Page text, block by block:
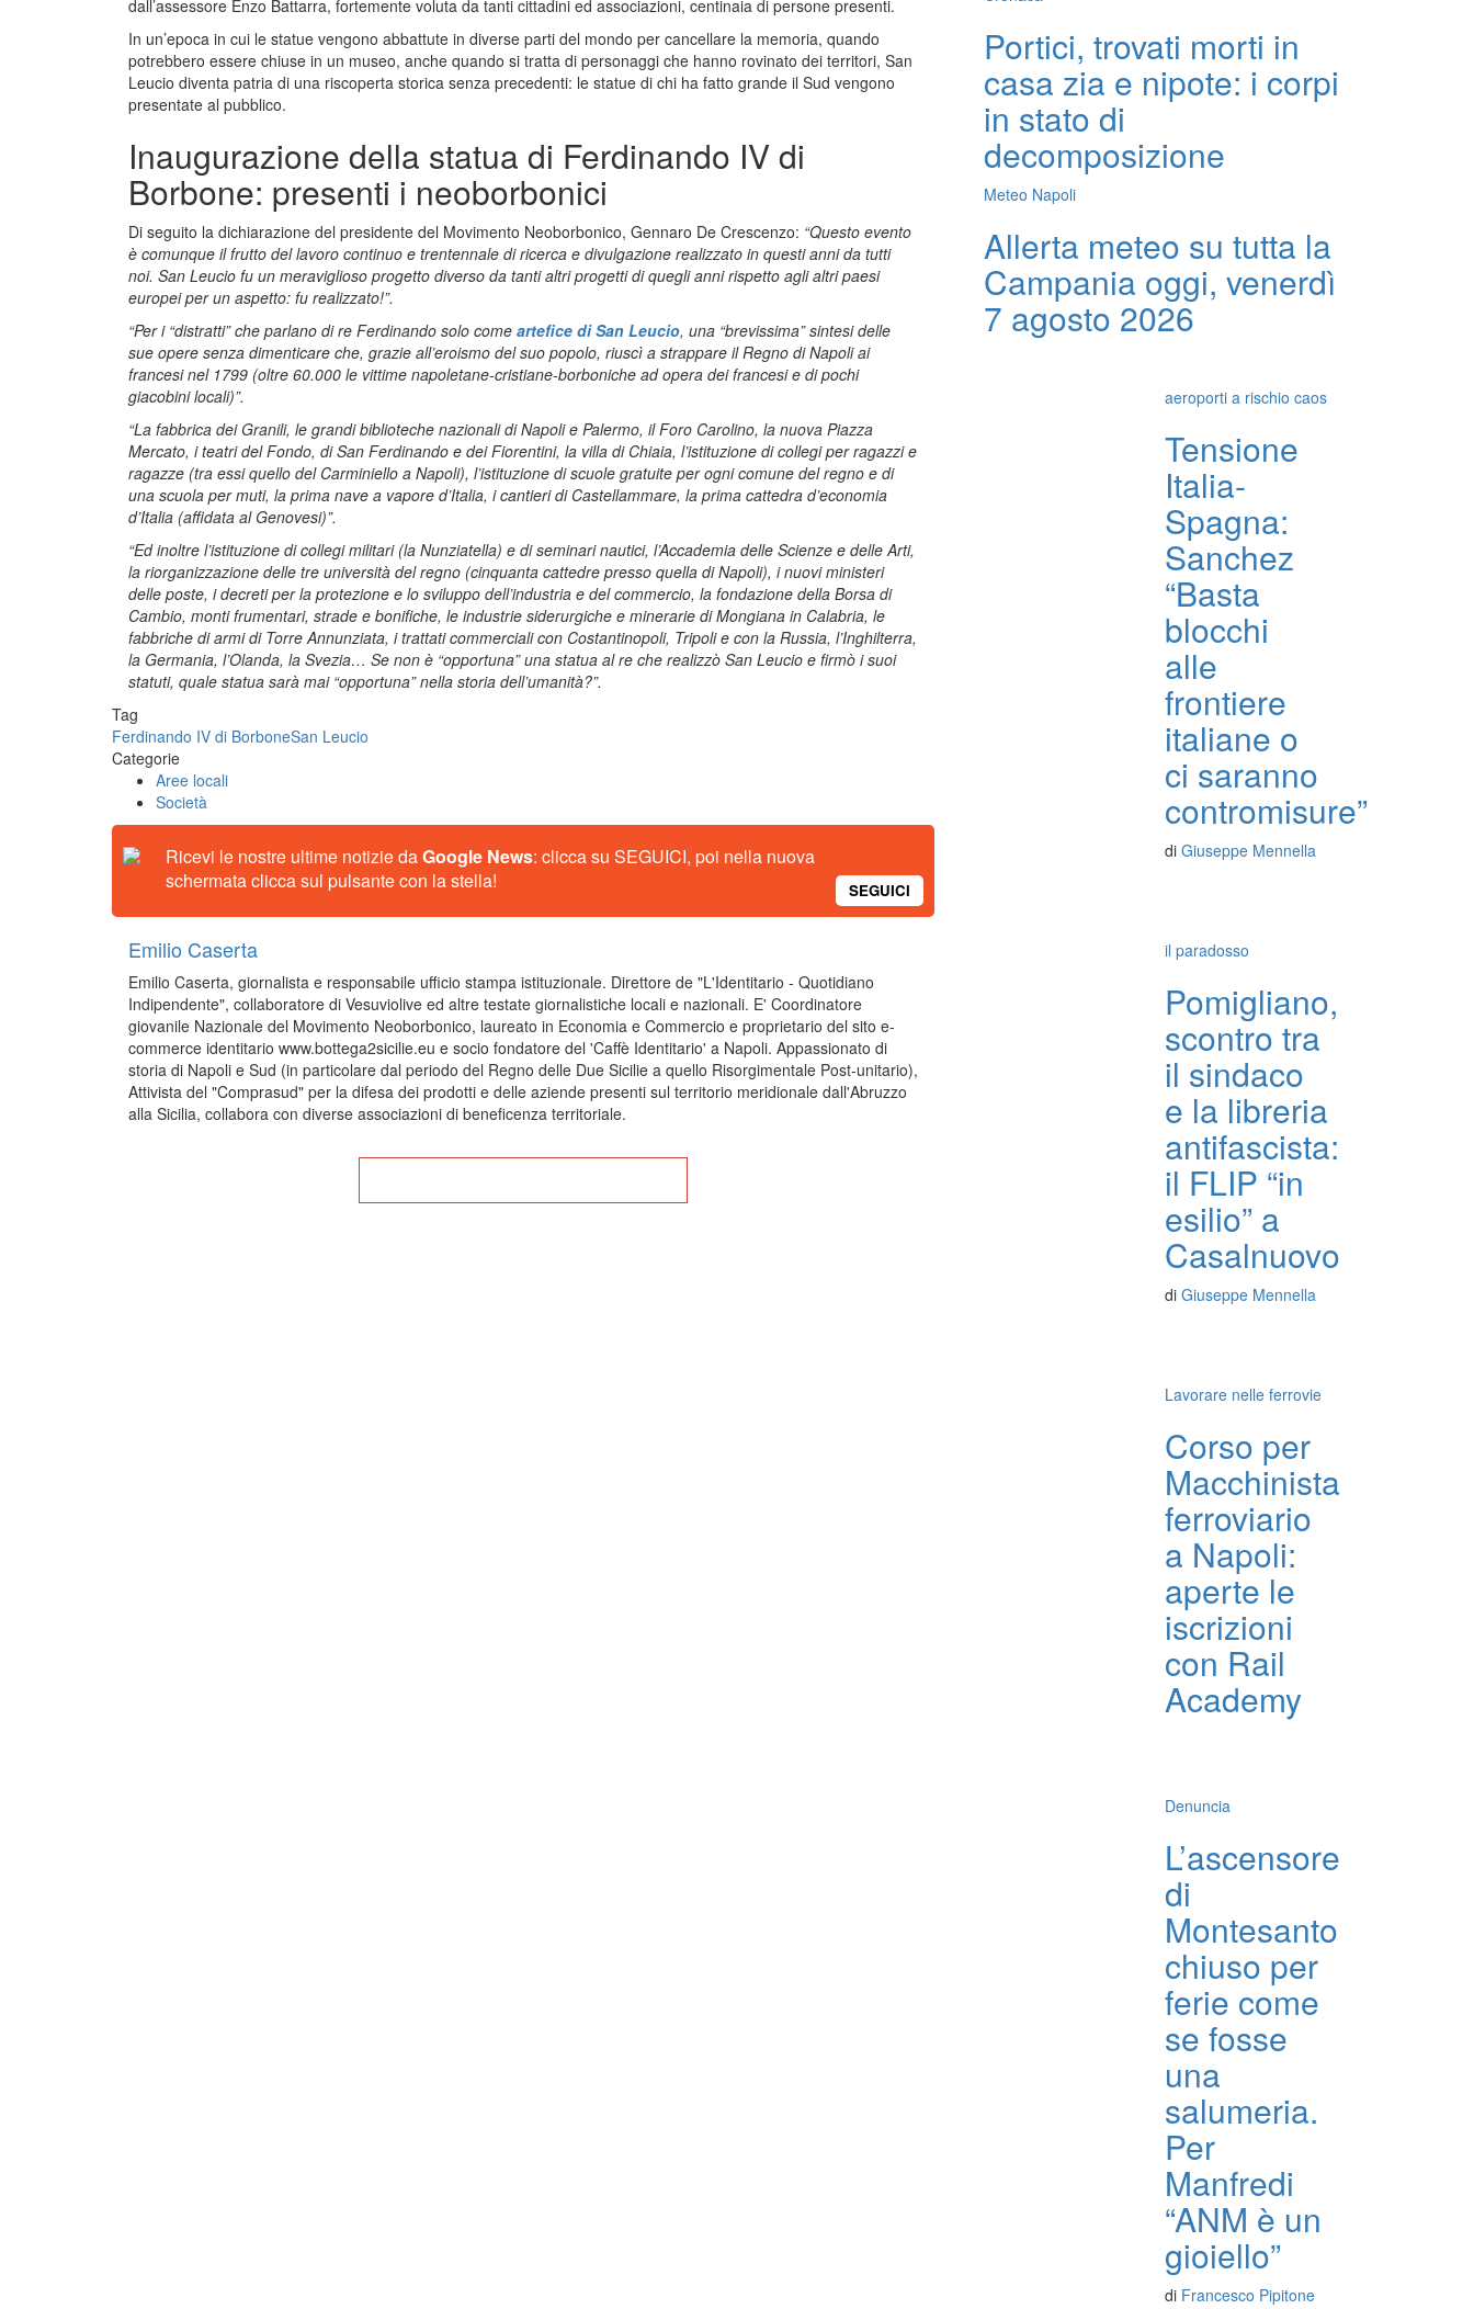
dall’assessore Enzo Battarra, fortemente voluta da tanti cittadini ed associazioni, centinaia di persone presenti.
In un’epoca in cui le statue vengono abbattute in diverse parti del mondo per cancellare la memoria, quando
potrebbero essere chiuse in un museo, anche quando si tratta di personaggi che hanno rovinato dei territori, San
Leucio diventa patria di una riscoperta storica senza precedenti: le statue di chi ha fatto grande il Sud vengono
presentate al pubblico.
Inaugurazione della statua di Ferdinando IV di
Borbone: presenti i neoborbonici
Di seguito la dichiarazione del presidente del Movimento Neoborbonico, Gennaro De Crescenzo: “Questo evento
è comunque il frutto del lavoro continuo e trentennale di ricerca e divulgazione realizzato in questi anni da tutti
noi. San Leucio fu un meraviglioso progetto diverso da tanti altri progetti di quegli anni rispetto agli altri paesi
europei per un aspetto: fu realizzato!”.
“Per i “distratti” che parlano di re Ferdinando solo come artefice di San Leucio, una “brevissima” sintesi delle
sue opere senza dimenticare che, grazie all’eroismo del suo popolo, riuscì a strappare il Regno di Napoli ai
francesi nel 1799 (oltre 60.000 le vittime napoletane-cristiane-borboniche ad opera dei francesi e di pochi
giacobini locali)”.
“La fabbrica dei Granili, le grandi biblioteche nazionali di Napoli e Palermo, il Foro Carolino, la nuova Piazza
Mercato, i teatri del Fondo, di San Ferdinando e dei Fiorentini, la villa di Chiaia, l’istituzione di collegi per ragazzi e
ragazze (tra essi quello del Carminiello a Napoli), l’istituzione di scuole gratuite per ogni comune del regno e di
una scuola per muti, la prima nave a vapore d’Italia, i cantieri di Castellammare, la prima cattedra d’economia
d’Italia (affidata al Genovesi)”.
“Ed inoltre l’istituzione di collegi militari (la Nunziatella) e di seminari nautici, l’Accademia delle Scienze e delle Arti,
la riorganizzazione delle tre università del regno (cinquanta cattedre presso quella di Napoli), i nuovi ministeri
delle poste, i decreti per la protezione e lo sviluppo dell’industria e del commercio, la fondazione della Borsa di
Cambio, monti frumentari, strade e bonifiche, le industrie siderurgiche e minerarie di Mongiana in Calabria, le
fabbriche di armi di Torre Annunziata, i trattati commerciali con Costantinopoli, Tripoli e con la Russia, l’Inghilterra,
la Germania, l’Olanda, la Svezia… Se non è “opportuna” una statua al re che realizzò San Leucio e firmò i suoi
statuti, quale statua sarà mai “opportuna” nella storia dell’umanità?”.
Tag
Ferdinando IV di BorboneSan Leucio
Categorie
Aree locali
Società
Ricevi le nostre ultime notizie daGoogle News: clicca su SEGUICI, poi nella nuova
schermata clicca sul pulsante con la stella!
SEGUICI
Emilio Caserta
Emilio Caserta, giornalista e responsabile ufficio stampa istituzionale. Direttore de "L'Identitario - Quotidiano
Indipendente", collaboratore di Vesuviolive ed altre testate giornalistiche locali e nazionali. E' Coordinatore
giovanile Nazionale del Movimento Neoborbonico, laureato in Economia e Commercio e proprietario del sito e-
commerce identitario www.bottega2sicilie.eu e socio fondatore del 'Caffè Identitario' a Napoli. Appassionato di
storia di Napoli e Sud (in particolare dal periodo del Regno delle Due Sicilie a quello Risorgimentale Post-unitario),
Attivista del "Comprasud" per la difesa dei prodotti e delle aziende presenti sul territorio meridionale dall'Abruzzo
alla Sicilia, collabora con diverse associazioni di beneficenza territoriale.
Portici, trovati morti in
casa zia e nipote: i corpi
in stato di
decomposizione
Meteo Napoli
Allerta meteo su tutta la
Campania oggi, venerdì
7 agosto 2026
aeroporti a rischio caos
Tensione
Italia-
Spagna:
Sanchez
“Basta
blocchi
alle
frontiere
italiane o
ci saranno
contromisure”
di Giuseppe Mennella
il paradosso
Pomigliano,
scontro tra
il sindaco
e la libreria
antifascista:
il FLIP “in
esilio” a
Casalnuovo
di Giuseppe Mennella
Lavorare nelle ferrovie
Corso per
Macchinista
ferroviario
a Napoli:
aperte le
iscrizioni
con Rail
Academy
Denuncia
L’ascensore
di
Montesanto
chiuso per
ferie come
se fosse
una
salumeria.
Per
Manfredi
“ANM è un
gioiello”
di Francesco Pipitone